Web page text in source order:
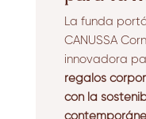
La funda
CANUSSA
innovadora
regalos
con la